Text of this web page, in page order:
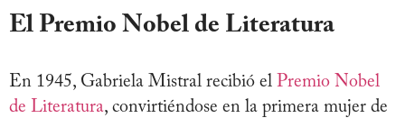
El Premio Nobel de Literatura
En 1945, Gabriela Mistral recibió el Premio Nobel
de Literatura, convirtiéndose en la primera mujer de